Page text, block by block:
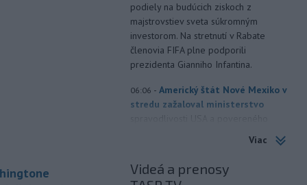
podiely na budúcich ziskoch z
majstrovstiev sveta súkromným
investorom. Na stretnutí v Rabate
členovia FIFA plne podporili
prezidenta Gianniho Infantina.
06:06 - Americký štát Nové Mexiko v
stredu zažaloval ministerstvo
federálne úrady mu bránia vo
vyšetrovaní sexuálnych trestných činov
odsúdeného sexuálneho delikventa
Viac
Videá a prenosy